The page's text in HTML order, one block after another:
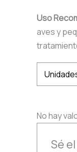
Uso
aves y
No hay
Sé